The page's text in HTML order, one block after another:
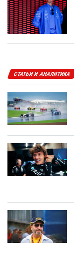
СТАТЬИ И АНАЛИТИКА